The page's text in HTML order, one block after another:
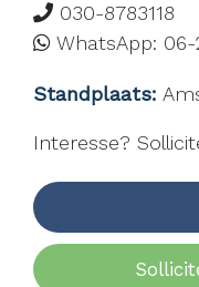
030-8783118
WhatsApp: 06-
Standplaats:
Interesse?